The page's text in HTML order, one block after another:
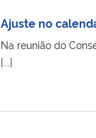
Ajuste no
Na reunião do
[...]